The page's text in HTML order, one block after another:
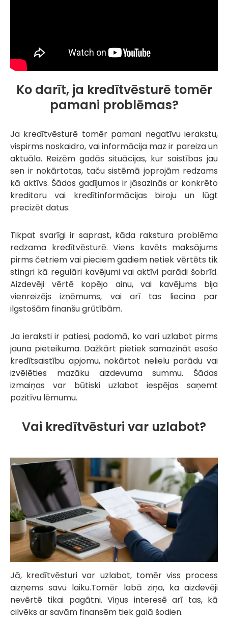
Ko darīt, ja kredītvēsturē tomēr
pamani problēmas?
Ja kredītvēsturē tomēr pamani negatīvu ierakstu,
vispirms noskaidro, vai informācija maz ir pareiza un
aktuāla. Reizēm gadās situācijas, kur saistības jau
sen ir nokārtotas, taču sistēmā joprojām redzams
kā aktīvs. Šādos gadījumos ir jāsazinās ar konkrēto
kreditoru vai kredītinformācijas biroju un lūgt
precizēt datus.
Tikpat svarīgi ir saprast, kāda rakstura problēma
redzama kredītvēsturē. Viens kavēts maksājums
pirms četriem vai pieciem gadiem netiek vērtēts tik
stingri kā regulāri kavējumi vai aktīvi parādi šobrīd.
Aizdevēji vērtē kopējo ainu, vai kavējums bija
vienreizējs izņēmums, vai arī tas liecina par
ilgstošām finanšu grūtībām.
Ja ieraksti ir patiesi, padomā, ko vari uzlabot pirms
jauna pieteikuma. Dažkārt pietiek samazināt esošo
kredītsaistību apjomu, nokārtot nelielu parādu vai
izvēlēties mazāku aizdevuma summu. Šādas
izmaiņas var būtiski uzlabot iespējas saņemt
pozitīvu lēmumu.
Vai kredītvēsturi var uzlabot?
Jā, kredītvēsturi var uzlabot, tomēr viss process
aizņems savu laiku.Tomēr labā ziņa, ka aizdevēji
nevērtē tikai pagātni. Viņus interesē arī tas, kā
cilvēks ar savām finansēm tiek galā šodien.